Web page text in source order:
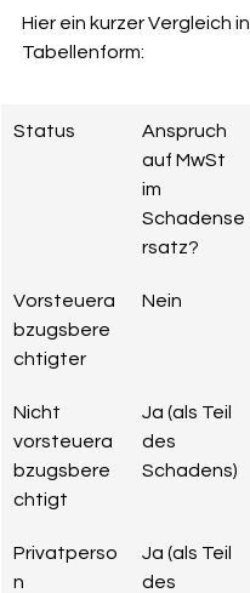
Hier ein kurzer Vergleich in
Tabellenform:
Status
Anspruch
auf MwSt
im
Schadense
rsatz?
Vorsteuera
bzugsbere
chtigter
Nein
Nicht
vorsteuera
bzugsbere
chtigt
Ja (als Teil
des
Schadens)
Privatperso
n
Ja (als Teil
des